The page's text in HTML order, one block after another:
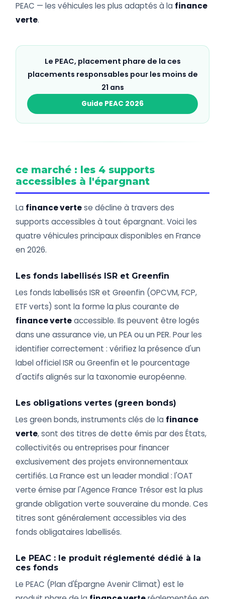
PEAC — les véhicules les plus adaptés à la finance
verte.
Le PEAC, placement phare de la ces
placements responsables pour les moins de
21 ans
Guide PEAC 2026
ce marché : les 4 supports
accessibles à l'épargnant
La finance vertese décline à travers des
supports accessibles à tout épargnant. Voici les
quatre véhicules principaux disponibles en France
en 2026.
Les fonds labellisés ISR et Greenfin
Les fonds labellisés ISR et Greenfin (OPCVM, FCP,
ETF verts) sont la forme la plus courante de
finance verteaccessible. Ils peuvent être logés
dans une assurance vie, un PEA ou un PER. Pour les
identifier correctement : vérifiez la présence d'un
label officiel ISR ou Greenfin et le pourcentage
d'actifs alignés sur la taxonomie européenne.
Les obligations vertes (green bonds)
Les green bonds, instruments clés de la finance
verte, sont des titres de dette émis par des États,
collectivités ou entreprises pour financer
exclusivement des projets environnementaux
certifiés. La France est un leader mondial : l'OAT
verte émise par l'Agence France Trésor est la plus
grande obligation verte souveraine du monde. Ces
titres sont généralement accessibles via des
fonds obligataires labellisés.
Le PEAC : le produit réglementé dédié à la
ces fonds
Le PEAC (Plan d'Épargne Avenir Climat) est le